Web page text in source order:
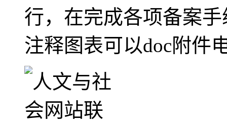
行，在完成各项备案
注释图表可以doc附件